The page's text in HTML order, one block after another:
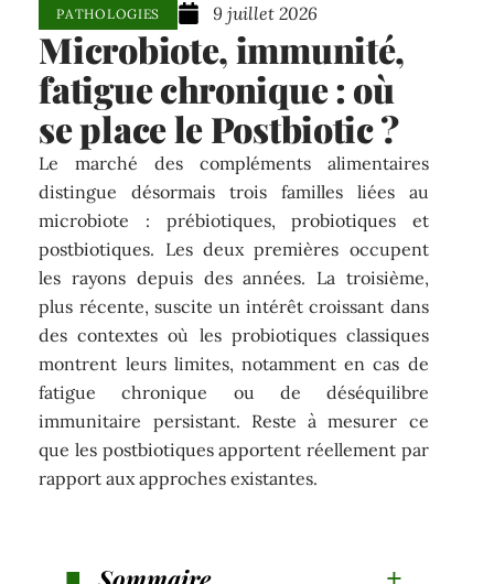
PATHOLOGIES 9 juillet 2026
Microbiote, immunité,
fatigue chronique : où
se place le Postbiotic ?
Le marché des compléments alimentaires
distingue désormais trois familles liées au
microbiote : prébiotiques, probiotiques et
postbiotiques. Les deux premières occupent
les rayons depuis des années. La troisième,
plus récente, suscite un intérêt croissant dans
des contextes où les probiotiques classiques
montrent leurs limites, notamment en cas de
fatigue chronique ou de déséquilibre
immunitaire persistant. Reste à mesurer ce
que les postbiotiques apportent réellement par
rapport aux approches existantes.